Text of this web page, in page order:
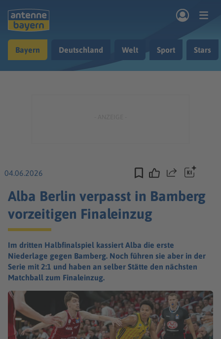
Musik & Radio
Bayern Deutschland Welt Sport Stars
04.06.2026 Teilen
Alba Berlin verpasst in Bamberg
vorzeitigen Finaleinzug
Im dritten Halbfinalspiel kassiert Alba die erste
Niederlage gegen Bamberg. Noch führen sie aber in der
Serie mit 2:1 und haben an selber Stätte den nächsten
Matchball zum Finaleinzug.